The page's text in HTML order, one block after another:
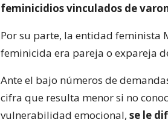
feminicidios vinculados de
Por su parte, la entidad feminista
feminicida era pareja o expareja
Ante el bajo números de
cifra que resulta menor si no
vulnerabilidad emocional, se le